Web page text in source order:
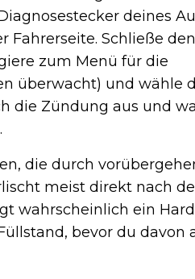
deines
Schließe
zum Menü für die
überwacht) und wähle
die Zündung aus und
die durch
meist direkt nach
wahrscheinlich ein
bevor du davon